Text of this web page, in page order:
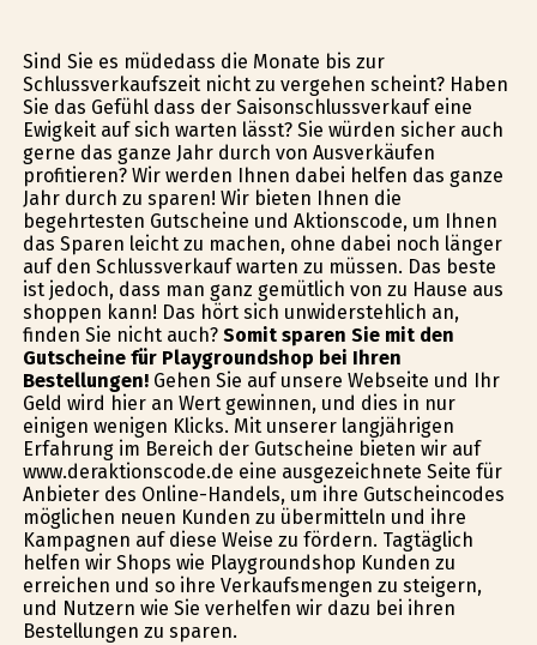
Sind Sie es müdedass die Monate bis zur
Schlussverkaufszeit nicht zu vergehen scheint? Haben
Sie das Gefühl dass der Saisonschlussverkauf eine
Ewigkeit auf sich warten lässt? Sie würden sicher auch
gerne das ganze Jahr durch von Ausverkäufen
profitieren? Wir werden Ihnen dabei helfen das ganze
Jahr durch zu sparen! Wir bieten Ihnen die
begehrtesten Gutscheine und Aktionscode, um Ihnen
das Sparen leicht zu machen, ohne dabei noch länger
auf den Schlussverkauf warten zu müssen. Das beste
ist jedoch, dass man ganz gemütlich von zu Hause aus
shoppen kann! Das hört sich unwiderstehlich an,
finden Sie nicht auch? Somit sparen Sie mit den
Gutscheine für Playgroundshop bei Ihren
Bestellungen!Gehen Sie auf unsere Webseite und Ihr
Geld wird hier an Wert gewinnen, und dies in nur
einigen wenigen Klicks. Mit unserer langjährigen
Erfahrung im Bereich der Gutscheine bieten wir auf
www.deraktionscode.de eine ausgezeichnete Seite für
Anbieter des Online-Handels, um ihre Gutscheincodes
möglichen neuen Kunden zu übermitteln und ihre
Kampagnen auf diese Weise zu fördern. Tagtäglich
helfen wir Shops wie Playgroundshop Kunden zu
erreichen und so ihre Verkaufsmengen zu steigern,
und Nutzern wie Sie verhelfen wir dazu bei ihren
Bestellungen zu sparen.